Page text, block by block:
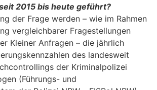
2015 bis heute ge­führt?
der Frage werden – wie im Rahmen
vergleichbarer Fra­gestellungen
Kleiner Anfragen – die jährlich
des landesweit
der Kriminalpolizei
(Führungs- und